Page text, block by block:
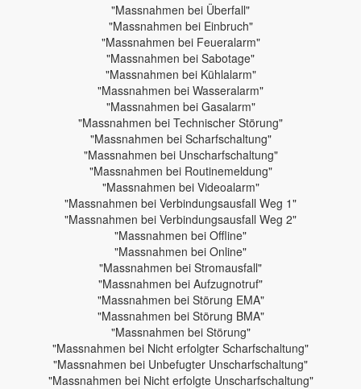
"Massnahmen bei Überfall"
"Massnahmen bei Einbruch"
"Massnahmen bei Feueralarm"
"Massnahmen bei Sabotage"
"Massnahmen bei Kühlalarm"
"Massnahmen bei Wasseralarm"
"Massnahmen bei Gasalarm"
"Massnahmen bei Technischer Störung"
"Massnahmen bei Scharfschaltung"
"Massnahmen bei Unscharfschaltung"
"Massnahmen bei Routinemeldung"
"Massnahmen bei Videoalarm"
"Massnahmen bei Verbindungsausfall Weg 1"
"Massnahmen bei Verbindungsausfall Weg 2"
"Massnahmen bei Offline"
"Massnahmen bei Online"
"Massnahmen bei Stromausfall"
"Massnahmen bei Aufzugnotruf"
"Massnahmen bei Störung EMA"
"Massnahmen bei Störung BMA"
"Massnahmen bei Störung"
"Massnahmen bei Nicht erfolgter Scharfschaltung"
"Massnahmen bei Unbefugter Unscharfschaltung"
"Massnahmen bei Nicht erfolgte Unscharfschaltung"